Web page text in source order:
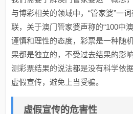
与博彩相关的领域中，“管家婆”一
联，关于澳门管家婆声称的“100中
谨慎和理性的态度，彩票是一种随
果都是独立的，不受过去结果的影
测彩票结果的说法都是没有科学依
虚假宣传，避免上当受骗。
虚假宣传的危害性